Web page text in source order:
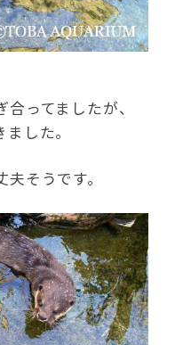
ってましたが、
した。
そうです。